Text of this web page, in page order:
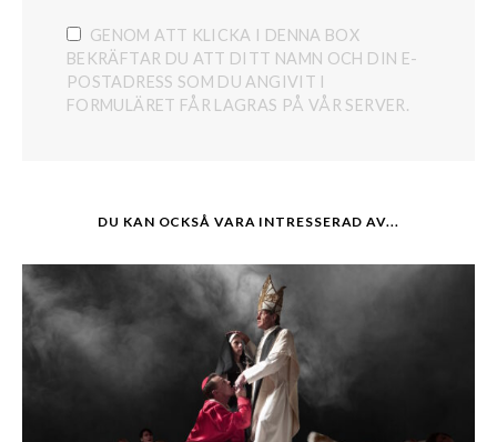
GENOM ATT KLICKA I DENNA BOX
BEKRÄFTAR DU ATT DITT NAMN OCH DIN E-
POSTADRESS SOM DU ANGIVIT I
FORMULÄRET FÅR LAGRAS PÅ VÅR SERVER.
DU KAN OCKSÅ VARA INTRESSERAD AV...